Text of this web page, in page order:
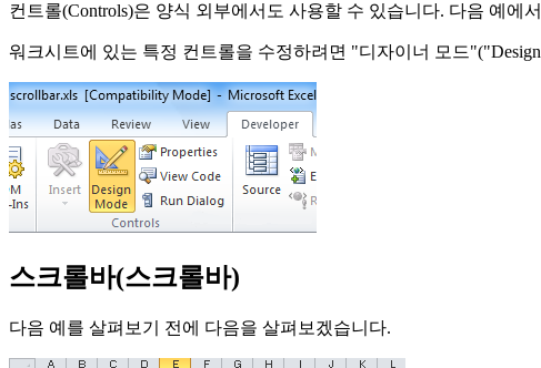
컨트롤(Controls)은 양식 외부에서도 사용할 수 있습니다. 다음 예에
워크시트에 있는 특정 컨트롤을 수정하려면 "디자이너 모드
스크롤바(스크롤바)
다음 예를 살펴보기 전에 다음을 살펴보겠습니다.